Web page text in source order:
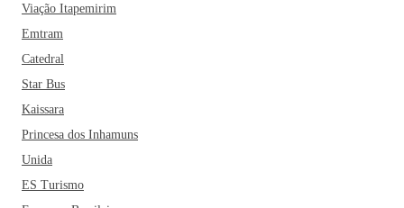
Viação Itapemirim
Emtram
Catedral
Star Bus
Kaissara
Princesa dos Inhamuns
Unida
ES Turismo